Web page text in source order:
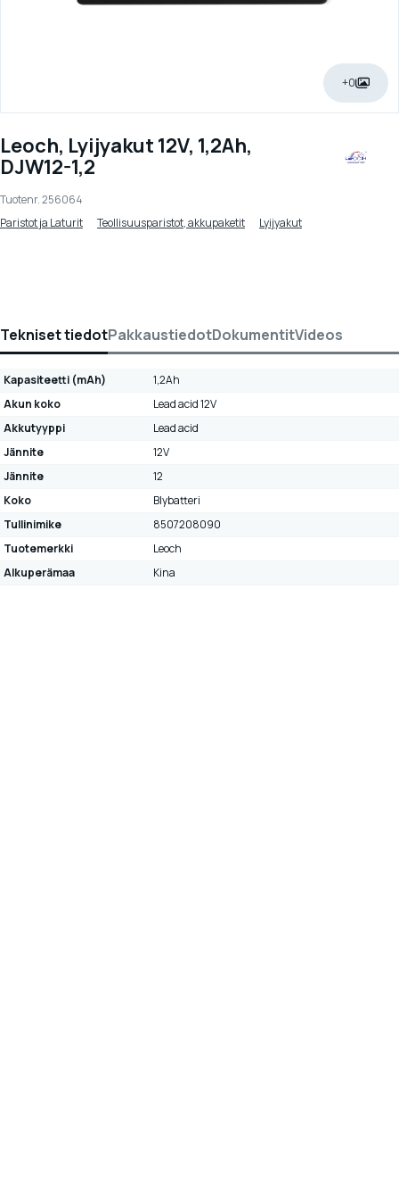
+0
Leoch, Lyijyakut 12V, 1,2Ah,
DJW12-1,2
Tuotenr.256064
Paristot ja Laturit
Teollisuusparistot, akkupaketit Lyijyakut
Tekniset tiedotPakkaustiedotDokumentitVideos
Kapasiteetti (mAh)
1,2Ah
Akun koko
Lead acid 12V
Akkutyyppi
Lead acid
Jännite
12V
Jännite
12
Koko
Blybatteri
Tullinimike
8507208090
Tuotemerkki
Leoch
Alkuperämaa
Kina